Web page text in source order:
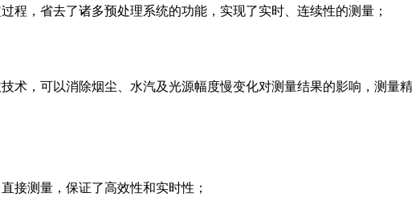
程，省去了诸多预处理系统的功能，实现了实时、连续性的测量；
术，可以消除烟尘、水汽及光源幅度慢变化对测量结果的影响，测量
接测量，保证了高效性和实时性；